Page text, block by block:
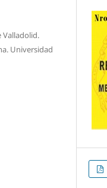
Valladolid.
Universidad